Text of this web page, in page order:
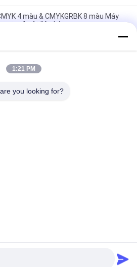
4 màu & CMYKGRBK 8 màu Máy
& vật liệu bông
3,2m Máy in vải vải cho vải và
số Máy in vải thăng hoa khổ lớn
1:21 PM
you looking for?